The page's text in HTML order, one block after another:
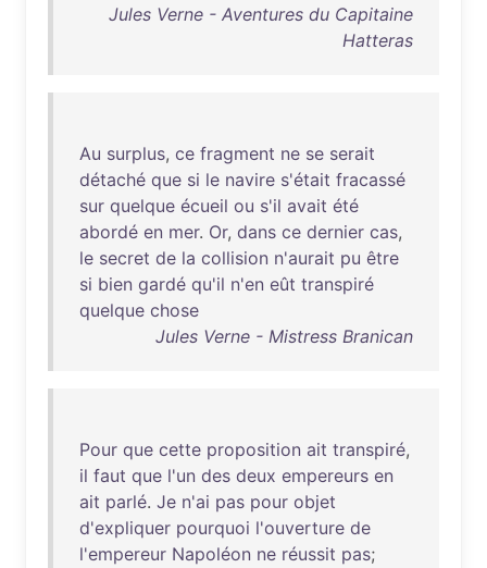
Jules Verne - Aventures du Capitaine
Hatteras
Au surplus, ce fragment ne se serait
détaché que si le navire s'était fracassé
sur quelque écueil ou s'il avait été
abordé en mer. Or, dans ce dernier cas,
le secret de la collision n'aurait pu être
si bien gardé qu'il n'en eût transpiré
quelque chose
Jules Verne - Mistress Branican
Pour que cette proposition ait transpiré,
il faut que l'un des deux empereurs en
ait parlé. Je n'ai pas pour objet
d'expliquer pourquoi l'ouverture de
l'empereur Napoléon ne réussit pas;